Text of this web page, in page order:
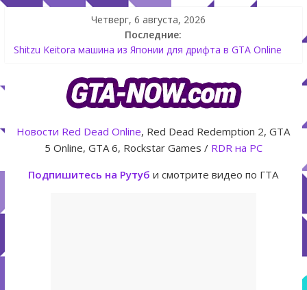
Четверг, 6 августа, 2026
Последние:
Shitzu Keitora машина из Японии для дрифта в GTA Online
GTA Online уже 14 июля
GTA Online: Rockstar запускает программу Fine Art Collector
с наградами
Летнее обновление для GTA 5 Online The Kortz Center Heist
Как создать аккаунт Rockstar Games Social Club инструкция
Новости Red Dead Online, Red Dead Redemption 2, GTA
5 Online, GTA 6, Rockstar Games / RDR на PC
Подпишитесь на Рутуб и смотрите видео по ГТА